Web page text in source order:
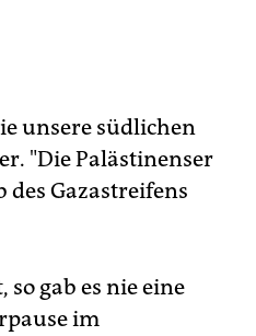
unsere südlichen
"Die Palästinenser
Gazastreifens
gab es nie eine
im